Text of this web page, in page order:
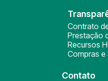
Contrato
Prestação
Recursos
Compras e
Contato